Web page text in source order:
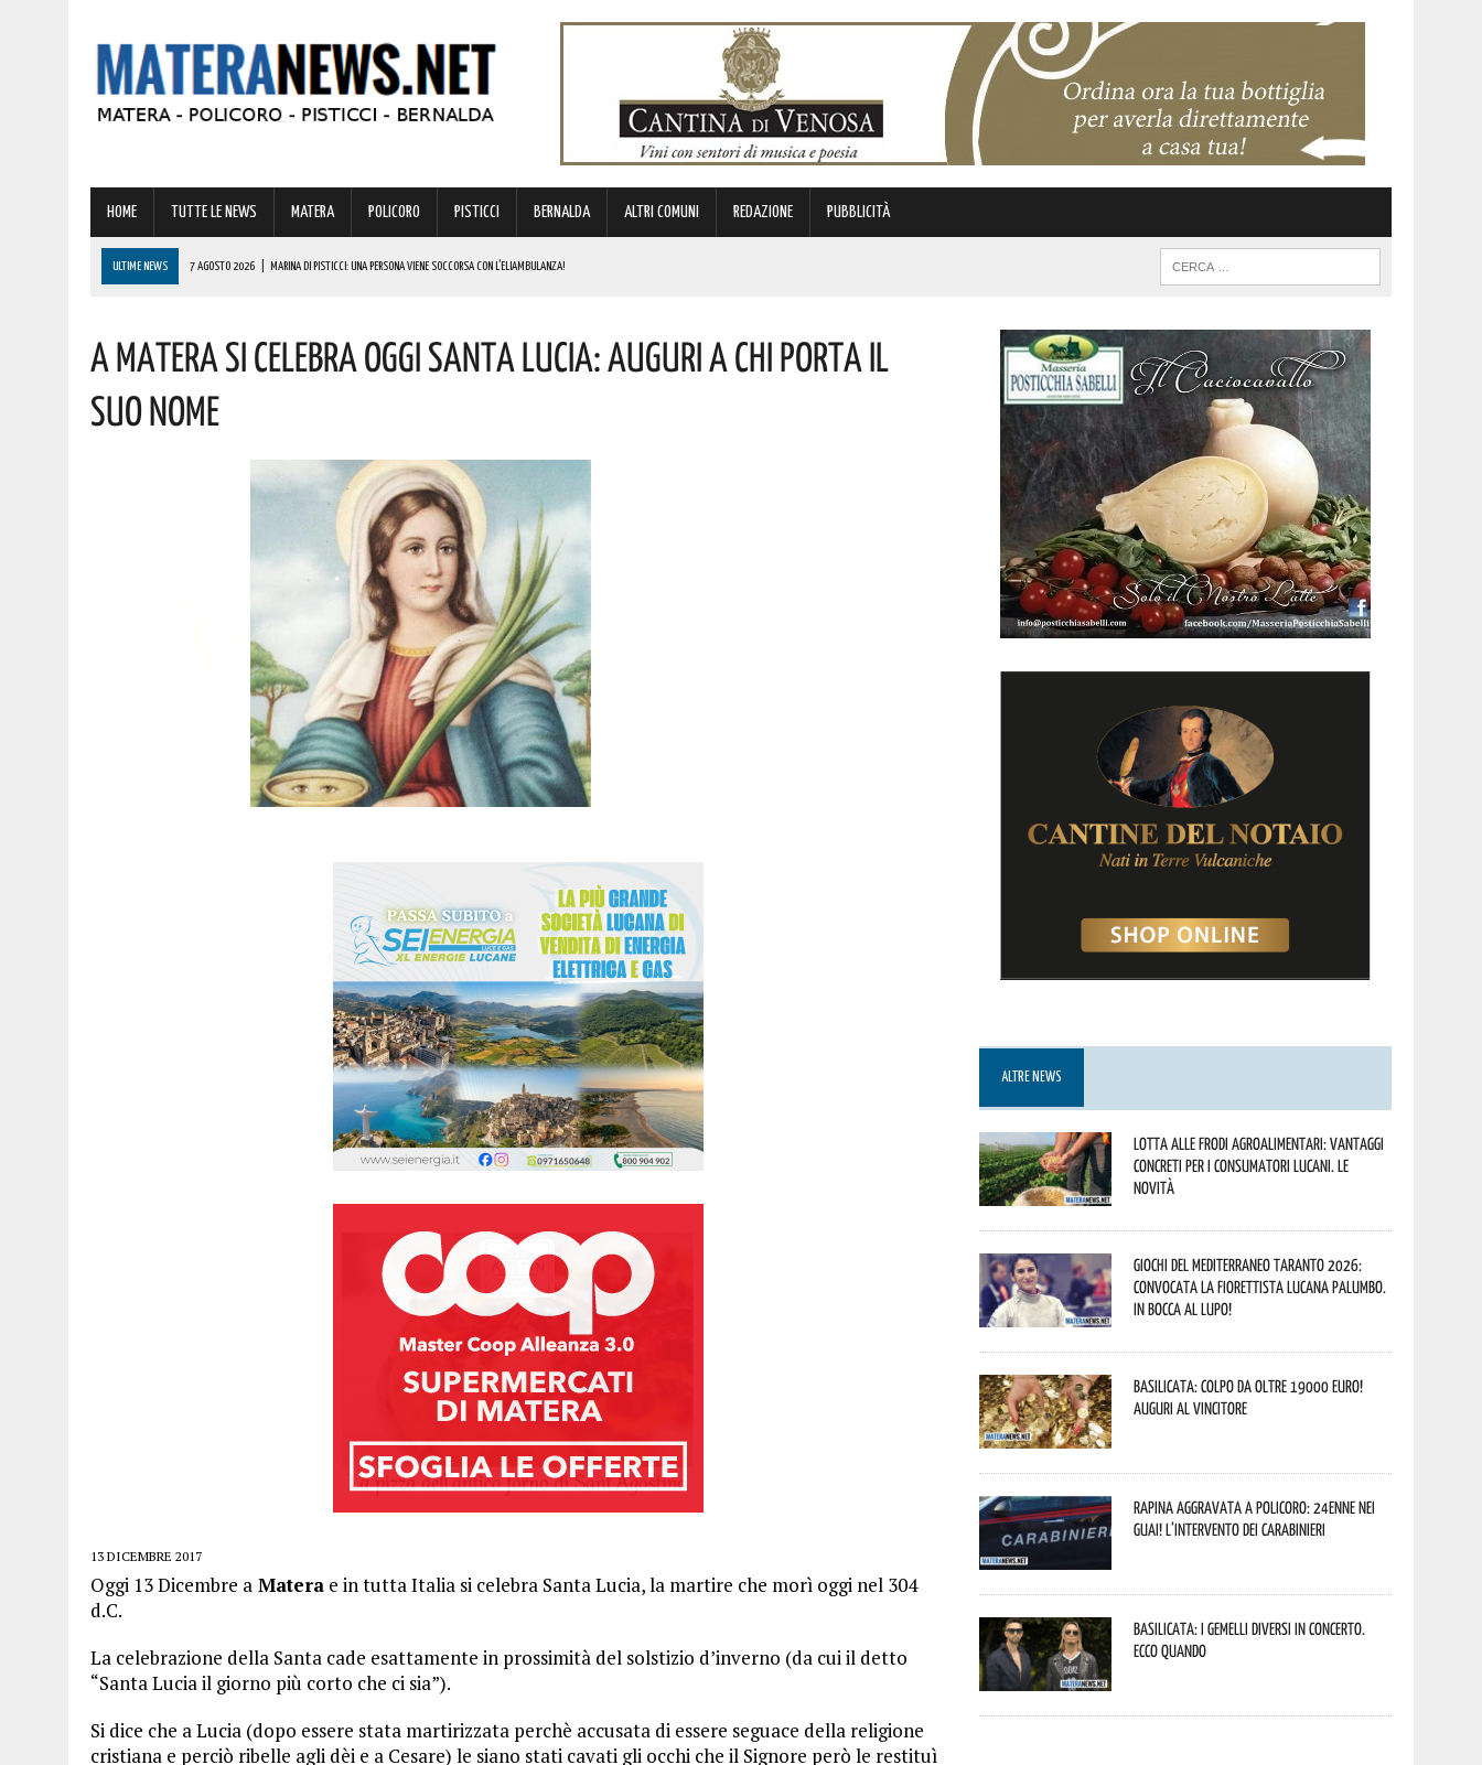
HOME TUTTE LE NEWS MATERA POLICORO PISTICCI BERNALDA ALTRI COMUNI REDAZIONE PUBBLICITÀ
ULTIME NEWS 7 AGOSTO 2026 MARINA DI PISTICCI: UNA PERSONA VIENE SOCCORSA CON L’ELIAMBULANZA!
7 AGOSTO 2026 | PER SILVIO CANTERINO, GIOVANE TALENTO DELLA KICKBOXING DI MONTESCAGLIOSO, INIZIA UFFICIALMENTE L’AVVENTURA IN MAGLIA AZZURRA! COMPLIMENTI PER LA CONVOCAZIONE
7 AGOSTO 2026 BERNALDA: IL SUGGESTIVO SCENARIO DELLE TAVOLE PALATINE FARÀ DA CORNICE ALLO SPETTACOLO DI ROSMY, UN EMOZIONANTE VIAGGIO TRA MUSICA E PAROLE. I DETTAGLI
A MATERA SI CELEBRA OGGI SANTA LUCIA: AUGURI A CHI PORTA IL
SUO NOME
13 DICEMBRE 2017
Oggi 13 Dicembre a Matera e in tutta Italia si celebra Santa Lucia, la martire che morì oggi nel 304
d.C.
La celebrazione della Santa cade esattamente in prossimità del solstizio d’inverno (da cui il detto
“Santa Lucia il giorno più corto che ci sia”).
Si dice che a Lucia (dopo essere stata martirizzata perchè accusata di essere seguace della religione
cristiana e perciò ribelle agli dèi e a Cesare) le siano stati cavati gli occhi che il Signore però le restituì
ALTRE NEWS
Lotta alle frodi agroalimentari: vantaggi
concreti per i consumatori lucani. Le
novità
Giochi del Mediterraneo Taranto 2026:
convocata la fiorettista lucana Palumbo.
In bocca al lupo!
Basilicata: colpo da oltre 19000 Euro!
Auguri al vincitore
Rapina aggravata a Policoro: 24enne nei
guai! L’intervento dei Carabinieri
Basilicata: i Gemelli DiVersi in concerto.
Ecco quando